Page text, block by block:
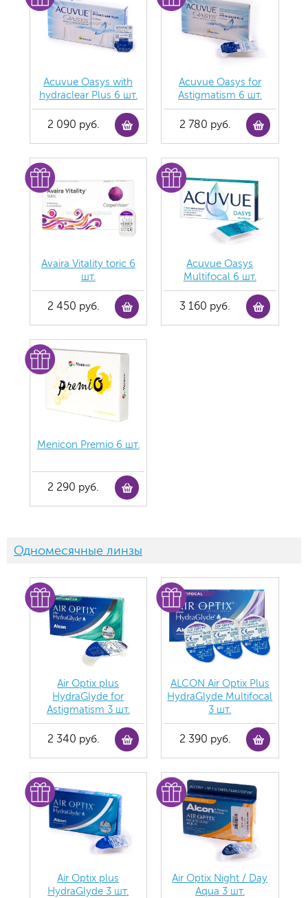
Acuvue Oasys with
hydraclear Plus 6 шт.
2 090 руб.
Acuvue Oasys for
Astigmatism 6 шт.
2 780 руб.
Avaira Vitality toric 6
шт.
2 450 руб.
Acuvue Oasys
Multifocal 6 шт.
3 160 руб.
Menicon Premio 6 шт.
2 290 руб.
Одномесячные линзы
Air Optix plus
HydraGlyde for
Astigmatism 3 шт.
2 340 руб.
ALCON Air Optix Plus
HydraGlyde Multifocal
3 шт.
2 390 руб.
Air Optix plus
HydraGlyde 3 шт.
Air Optix Night / Day
Aqua 3 шт.